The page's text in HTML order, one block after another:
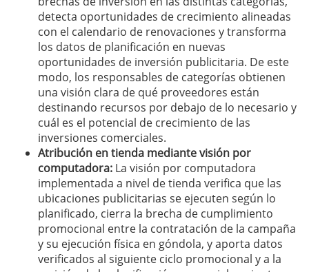
detecta oportunidades de crecimiento alineadas
con el calendario de renovaciones y transforma
los datos de planificación en nuevas
oportunidades de inversión publicitaria. De este
modo, los responsables de categorías obtienen
una visión clara de qué proveedores están
destinando recursos por debajo de lo necesario y
cuál es el potencial de crecimiento de las
inversiones comerciales.
Atribución en tienda mediante visión por
computadora: La visión por computadora
implementada a nivel de tienda verifica que las
ubicaciones publicitarias se ejecuten según lo
planificado, cierra la brecha de cumplimiento
promocional entre la contratación de la campaña
y su ejecución física en góndola, y aporta datos
verificados al siguiente ciclo promocional y a la